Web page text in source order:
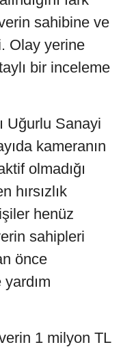
sahibine ve
Olay yerine
bir inceleme
Uğurlu Sanayi
kameranın
olmadığı
hırsızlık
henüz
sahipleri
önce
1 milyon TL